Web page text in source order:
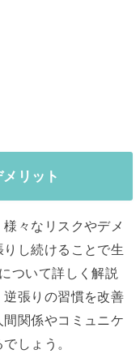
リット
々なリスクやデメ
し続けることで生
ついて詳しく解説
逆張りの習慣を改善
関係やコミュニケ
しょう。